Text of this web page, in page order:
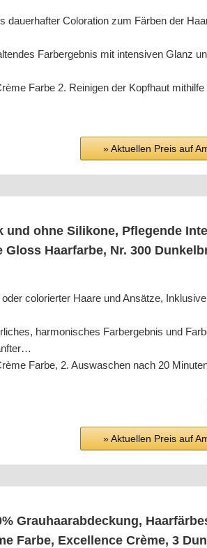
dau­er­haf­ter Colo­ra­ti­on zum Fär­ben der
Farb­er­geb­nis mit inten­si­ven Glanz
Far­be 2. Rei­ni­gen der Kopf­haut
» Aktu­el­len Preis auf
und ohne Sili­ko­ne, Pfle­gen­de
Haar­far­be, Nr. 300
colo­rier­ter Haa­re und Ansät­ze,
har­mo­ni­sches Farb­er­geb­nis und
Far­be, 2. Aus­wa­schen nach 20
» Aktu­el­len Preis auf
Grau­haar­ab­de­ckung,
Far­be, Excel­lence Crè­me, 3